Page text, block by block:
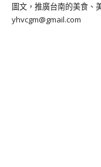
圖文，推廣台南的美食、
yhvcgm@gmail.com